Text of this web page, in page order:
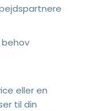
eller en
til din